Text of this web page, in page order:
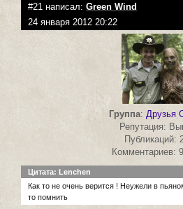
#21 написал: Green Wind
24 января 2012 20:22
Группа: Друзья
Репутация:
Публикаций:
Комментариев:
Цитата: Lenchen
Как то не очень верится ! Неужели в
то помнить